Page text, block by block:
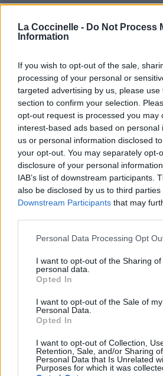
La Coccinelle - Do Not Process
Information
If you wish to opt-out of the sale,
processing of your personal or
targeted advertising by us, please
section to confirm your selection.
opt-out request is processed you may
interest-based ads based on personal
us or personal information disclosed
your opt-out. You may separately opt-
disclosure of your personal
IAB’s list of downstream participants.
also be disclosed by us to third parties
Downstream Participants that may
Personal Data Processing Opt
I want to opt-out of the Sharing of
personal data.
Opted In
I want to opt-out of the Sale of my
Personal Data.
Opted In
I want to opt-out of Collection,
Retention, Sale, and/or Sharing
Personal Data that Is Unrelated
Purposes for which it was
Publié parHivaNyah 5281 2 2
3h02.
Chanteurs : Mika
Albums : No Place
Paroles + Traduction
Commentaires
Pour prolonger le plaisir
Vous aimez chanter, apprenez la
Télécharger légalement les MP3